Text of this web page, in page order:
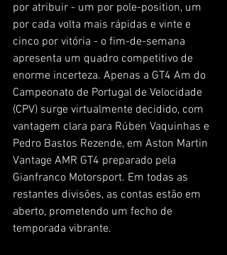
por atribuir - um por pole-position, um
por cada volta mais rápidas e vinte e
cinco por vitória - o fim-de-semana
apresenta um quadro competitivo de
enorme incerteza. Apenas a GT4 Am do
Campeonato de Portugal de Velocidade
(CPV) surge virtualmente decidido, com
vantagem clara para Rúben Vaquinhas e
Pedro Bastos Rezende, em Aston Martin
Vantage AMR GT4 preparado pela
Gianfranco Motorsport. Em todas as
restantes divisões, as contas estão em
aberto, prometendo um fecho de
temporada vibrante.